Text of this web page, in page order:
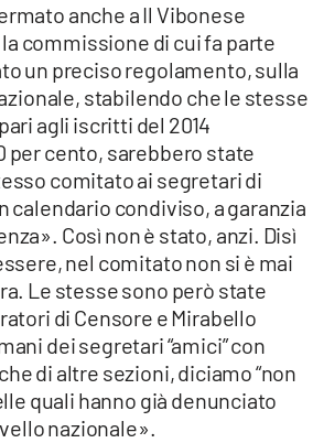
anche a Il Vibonese
commissione di cui fa parte
un preciso regolamento, sulla
stabilendo che le stesse
agli iscritti del 2014
per cento, sarebbero state
comitato ai segretari di
calendario condiviso, a garanzia
Così non è stato, anzi. Disì
nel comitato non si è mai
Le stesse sono però state
di Censore e Mirabello
dei segretari “amici” con
di altre sezioni, diciamo “non
quali hanno già denunciato
nazionale».